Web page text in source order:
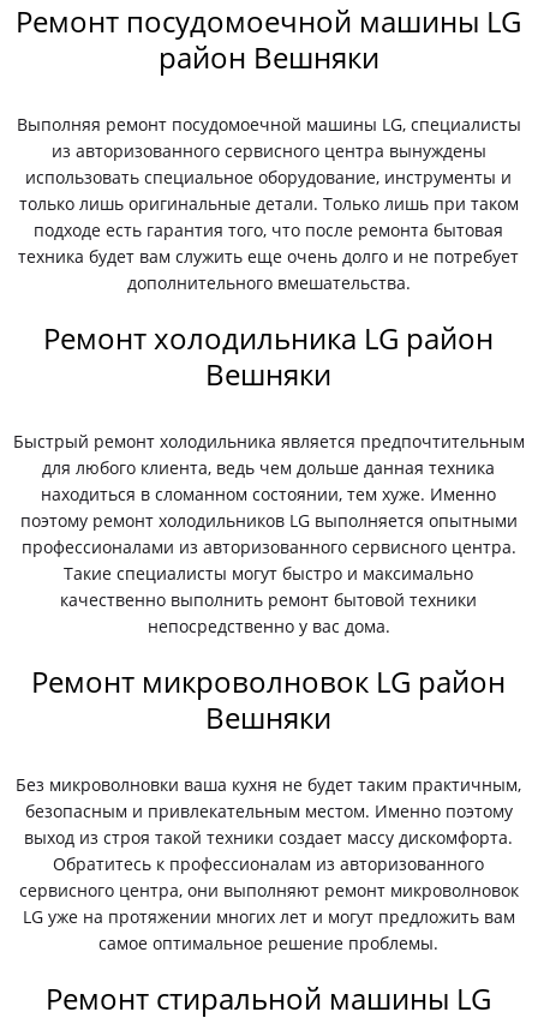
Ремонт посудомоечной машины LG
район Вешняки
Выполняя ремонт посудомоечной машины LG, специалисты
из авторизованного сервисного центра вынуждены
использовать специальное оборудование, инструменты и
только лишь оригинальные детали. Только лишь при таком
подходе есть гарантия того, что после ремонта бытовая
техника будет вам служить еще очень долго и не потребует
дополнительного вмешательства.
Ремонт холодильника LG район
Вешняки
Быстрый ремонт холодильника является предпочтительным
для любого клиента, ведь чем дольше данная техника
находиться в сломанном состоянии, тем хуже. Именно
поэтому ремонт холодильников LG выполняется опытными
профессионалами из авторизованного сервисного центра.
Такие специалисты могут быстро и максимально
качественно выполнить ремонт бытовой техники
непосредственно у вас дома.
Ремонт микроволновок LG район
Вешняки
Без микроволновки ваша кухня не будет таким практичным,
безопасным и привлекательным местом. Именно поэтому
выход из строя такой техники создает массу дискомфорта.
Обратитесь к профессионалам из авторизованного
сервисного центра, они выполняют ремонт микроволновок
LG уже на протяжении многих лет и могут предложить вам
самое оптимальное решение проблемы.
Ремонт стиральной машины LG